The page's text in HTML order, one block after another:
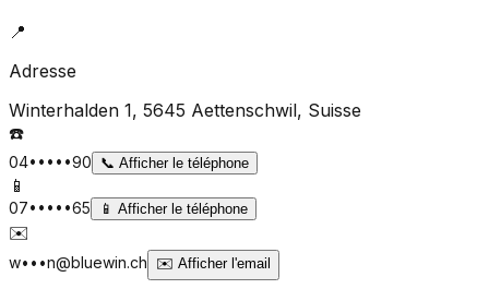
📍
Adresse
Winterhalden 1, 5645 Aettenschwil, Suisse
☎️
04•••••90 📞 Afficher le téléphone
📱
07•••••65 📱 Afficher le téléphone
✉️
w•••n@bluewin.ch ✉️ Afficher l'email